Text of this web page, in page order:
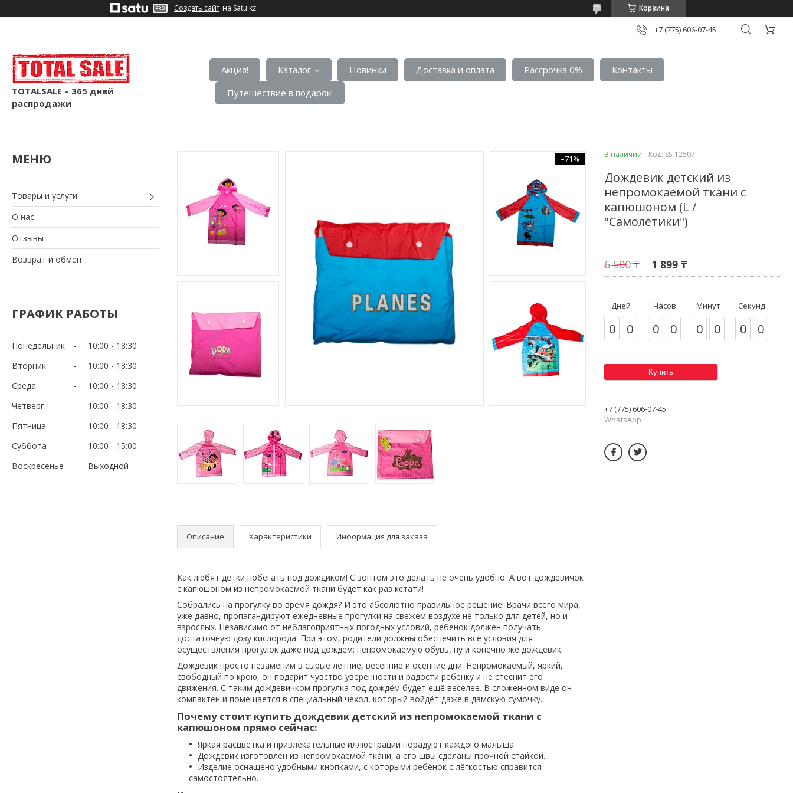
Создать сайт на Satu.kz Корзина
+7 (775) 606-07-45
TOTALSALE – 365 дней
распродажи
Акция! Каталог Новинки Доставка и оплата Рассрочка 0%
Контакты
Путешествие в подарок!
Товары и услуги
О нас
Отзывы
Возврат и обмен
ГРАФИК РАБОТЫ
Понедельник 10:00
18:30
Вторник
10:00
18:30
Среда
10:00
18:30
Четверг
10:00
18:30
Пятница
10:00
18:30
Суббота
10:00
15:00
Воскресенье
Выходной
–71%
Описание Характеристики Информация для заказа
Как любят детки побегать под дождиком! С зонтом это делать не очень удобно. А вот дождевичок
с капюшоном из непромокаемой ткани будет как раз кстати!
Собрались на прогулку во время дождя? И это абсолютно правильное решение! Врачи всего мира,
уже давно, пропагандируют ежедневные прогулки на свежем воздухе не только для детей, но и
взрослых. Независимо от неблагоприятных погодных условий, ребенок должен получать
достаточную дозу кислорода. При этом, родители должны обеспечить все условия для
осуществления прогулок даже под дождем: непромокаемую обувь, ну и конечно же дождевик.
Дождевик просто незаменим в сырые летние, весенние и осенние дни. Непромокаемый, яркий,
свободный по крою, он подарит чувство уверенности и радости ребёнку и не стеснит его
движения. С таким дождевичком прогулка под дождём будет ещё веселее. В сложенном виде он
компактен и помещается в специальный чехол, который войдёт даже в дамскую сумочку.
Почему стоит купить дождевик детский из непромокаемой ткани с
капюшоном прямо сейчас:
Яркая расцветка и привлекательные иллюстрации порадуют каждого малыша.
Дождевик изготовлен из непромокаемой ткани, а его швы сделаны прочной спайкой.
Изделие оснащено удобными кнопками, с которыми ребёнок с лёгкостью справится
самостоятельно.
В наличии Код: SS-12507
Дождевик детский из
непромокаемой ткани с
капюшоном (L /
"Самолётики")
6 500 ₸ 1 899 ₸
Дней
0 0
Часов
0 0
Минут
0 0
Секунд
0 0
Купить
+7 (775) 606-07-45
WhatsApp